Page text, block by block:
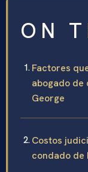
ON
Factores
abogado de
George
Costos
condado de